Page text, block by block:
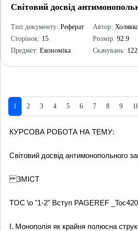
Світовий досвід
Тип документу: Реферат
Сторінок: 15
Предмет: Економіка
Автор:
Розмір: 92.9
Скачувань:
1 2 3 4 5 6 7 8 9
КУРСОВА РОБОТА НА ТЕМУ:
Світовий досвід антимонопольного
ЗМІСТ
TOC \o "1-2" Вступ PAGEREF
I. Монополія як крайня полюсна